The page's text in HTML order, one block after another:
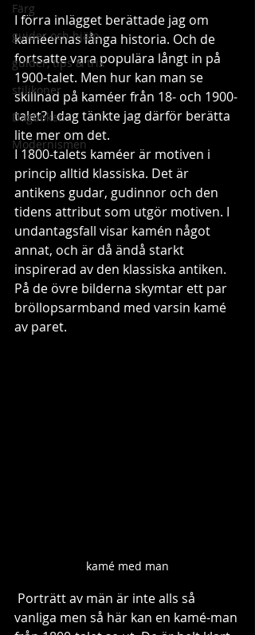
Färg
guider och hjälp
guider, tips & trix
stilikoner
Dagboken
Modernismen
I förra inlägget berättade jag om
kaméernas långa historia. Och de
fortsatte vara populära långt in på
1900-talet. Men hur kan man se
skillnad på kaméer från 18- och 1900-
talet? I dag tänkte jag därför berätta
lite mer om det.
I 1800-talets kaméer är motiven i
princip alltid klassiska. Det är
antikens gudar, gudinnor och den
tidens attribut som utgör motiven. I
undantagsfall visar kamén något
annat, och är då ändå starkt
inspirerad av den klassiska antiken.
På de övre bilderna skymtar ett par
bröllopsarmband med varsin kamé
av paret.
kamé med man
vanliga men så här kan en kamé-man